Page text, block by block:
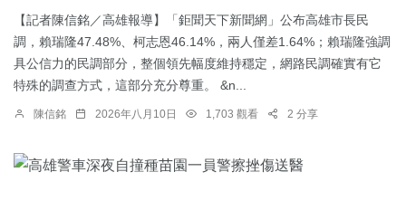
【記者陳信銘／高雄報導】「鉅聞天下新聞網」公布高雄市長民
調，賴瑞隆47.48%、柯志恩46.14%，兩人僅差1.64%；賴瑞隆強調
具公信力的民調部分，整個領先幅度維持穩定，網路民調確實有它
特殊的調查方式，這部分充分尊重。 &n...
陳信銘 2026年八月10日 1,703 觀看 2 分享